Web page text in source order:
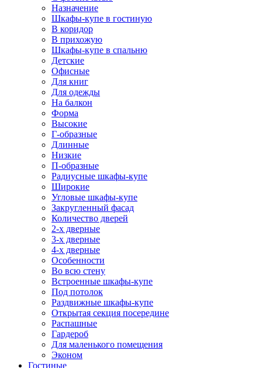
Назначение
Шкафы-купе в гостиную
В коридор
В прихожую
Шкафы-купе в спальню
Детские
Офисные
Для книг
Для одежды
На балкон
Форма
Высокие
Г-образные
Длинные
Низкие
П-образные
Радиусные шкафы-купе
Широкие
Угловые шкафы-купе
Закругленный фасад
Количество дверей
2-х дверные
3-х дверные
4-х дверные
Особенности
Во всю стену
Встроенные шкафы-купе
Под потолок
Раздвижные шкафы-купе
Открытая секция посередине
Распашные
Гардероб
Для маленького помещения
Эконом
Гостиные